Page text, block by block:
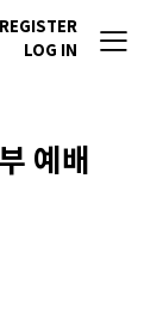
REGISTER
LOG IN
예배